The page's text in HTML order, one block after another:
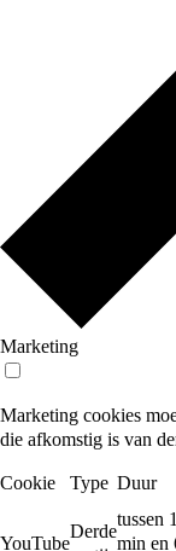
Marketing
Marketing cookies
die afkomstig is van
Cookie Type Duur
YouTube
Derde
tussen 1
min en